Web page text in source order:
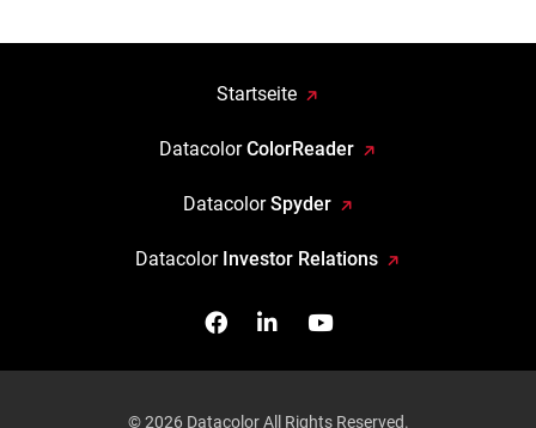
Startseite
DatacolorColorReader
DatacolorSpyder
Datacolor Investor Relations
FacebookFollow us on Linkedin
Watch us on
© 2026 Datacolor All Rights Reserved.